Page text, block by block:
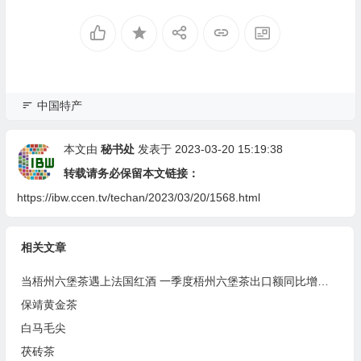
中国特产
本文由 秘书处发表于 2023-03-20 15:19:38
转载请务必保留本文链接：
https://ibw.ccen.tv/techan/2023/03/20/1568.html
相关文章
当梧州六堡茶遇上法国红酒 一季度梧州六堡茶出口额同比增长37.9%
保靖黄金茶
白马毛尖
茯砖茶